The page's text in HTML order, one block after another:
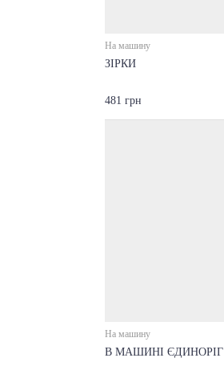
На машину
ЗІРКИ
481 грн
На машину
В МАШИНІ ЄДИНОРІГ